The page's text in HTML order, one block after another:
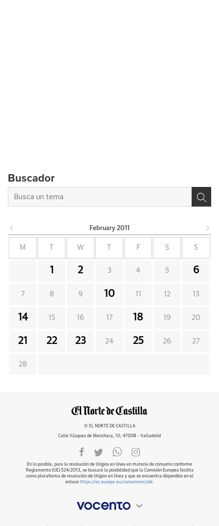
Buscador
February 2011
M W F S S
1 2 3 4 5 6
7 8 9 10 11 12 13
14 15 16 17 18 19 20
21 22 23 24 25 26 27
28
© EL NORTE DE CASTILLA
Calle Vázquez de Menchaca, 10, 47008 - Valladolid
En lo posible, para la resolución de litigios en línea en materia de consumo conforme
Reglamento (UE) 524/2013, se buscará la posibilidad que la Comisión Europea facilita
como plataforma de resolución de litigios en línea y que se encuentra disponible en el
enlace https://ec.europa.eu/consumers/odr.